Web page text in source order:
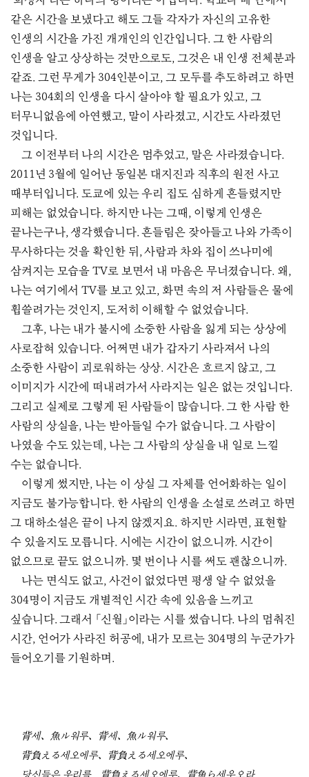
같은 시간을 보냈다고 해도 그들 각자가 자신의 고유한
인생의 시간을 가진 개개인의 인간입니다. 그 한 사람의
인생을 알고 상상하는 것만으로도, 그것은 내 인생 전체분과
같죠. 그런 무게가 304인분이고, 그 모두를 추도하려고 하면
나는 304회의 인생을 다시 살아야 할 필요가 있고, 그
터무니없음에 아연했고, 말이 사라졌고, 시간도 사라졌던
것입니다.
그 이전부터 나의 시간은 멈추었고, 말은 사라졌습니다.
2011년 3월에 일어난 동일본 대지진과 직후의 원전 사고
때부터입니다. 도쿄에 있는 우리 집도 심하게 흔들렸지만
피해는 없었습니다. 하지만 나는 그때, 이렇게 인생은
끝나는구나, 생각했습니다. 흔들림은 잦아들고 나와 가족이
무사하다는 것을 확인한 뒤, 사람과 차와 집이 쓰나미에
삼켜지는 모습을 TV로 보면서 내 마음은 무너졌습니다. 왜,
나는 여기에서 TV를 보고 있고, 화면 속의 저 사람들은 물에
휩쓸려가는 것인지, 도저히 이해할 수 없었습니다.
그후, 나는 내가 불시에 소중한 사람을 잃게 되는 상상에
사로잡혀 있습니다. 어쩌면 내가 갑자기 사라져서 나의
소중한 사람이 괴로워하는 상상. 시간은 흐르지 않고, 그
이미지가 시간에 떠내려가서 사라지는 일은 없는 것입니다.
그리고 실제로 그렇게 된 사람들이 많습니다. 그 한 사람 한
사람의 상실을, 나는 받아들일 수가 없습니다. 그 사람이
나였을 수도 있는데, 나는 그 사람의 상실을 내 일로 느낄
수는 없습니다.
이렇게 썼지만, 나는 이 상실 그 자체를 언어화하는 일이
지금도 불가능합니다. 한 사람의 인생을 소설로 쓰려고 하면
그 대하소설은 끝이 나지 않겠지요. 하지만 시라면, 표현할
수 있을지도 모릅니다. 시에는 시간이 없으니까. 시간이
없으므로 끝도 없으니까. 몇 번이나 시를 써도 괜찮으니까.
나는 면식도 없고, 사건이 없었다면 평생 알 수 없었을
304명이 지금도 개별적인 시간 속에 있음을 느끼고
싶습니다. 그래서 「신월」이라는 시를 썼습니다. 나의 멈춰진
시간, 언어가 사라진 허공에, 내가 모르는 304명의 누군가가
들어오기를 기원하며.
背세、魚ル워루、背세、魚ル워루、
背負える세오에루、背負える세오에루、